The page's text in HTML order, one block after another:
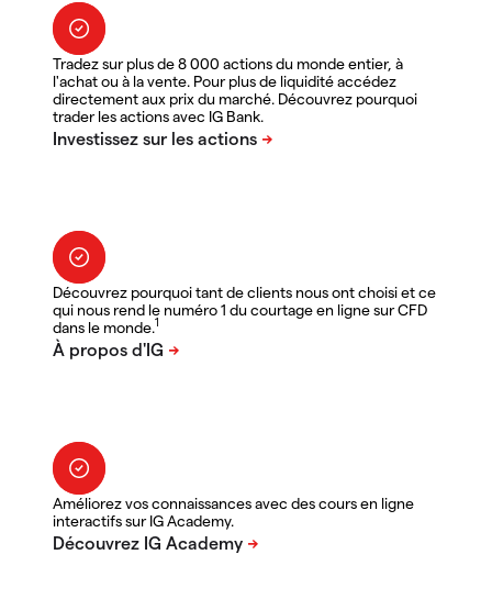
Tradez sur plus de 8 000 actions du monde entier, à
l'achat ou à la vente. Pour plus de liquidité accédez
directement aux prix du marché. Découvrez pourquoi
trader les actions avec IG Bank.
Découvrez pourquoi tant de clients nous ont choisi et ce
qui nous rend le numéro 1 du courtage en ligne sur CFD
dans le monde.1
Améliorez vos connaissances avec des cours en ligne
interactifs sur IG Academy.